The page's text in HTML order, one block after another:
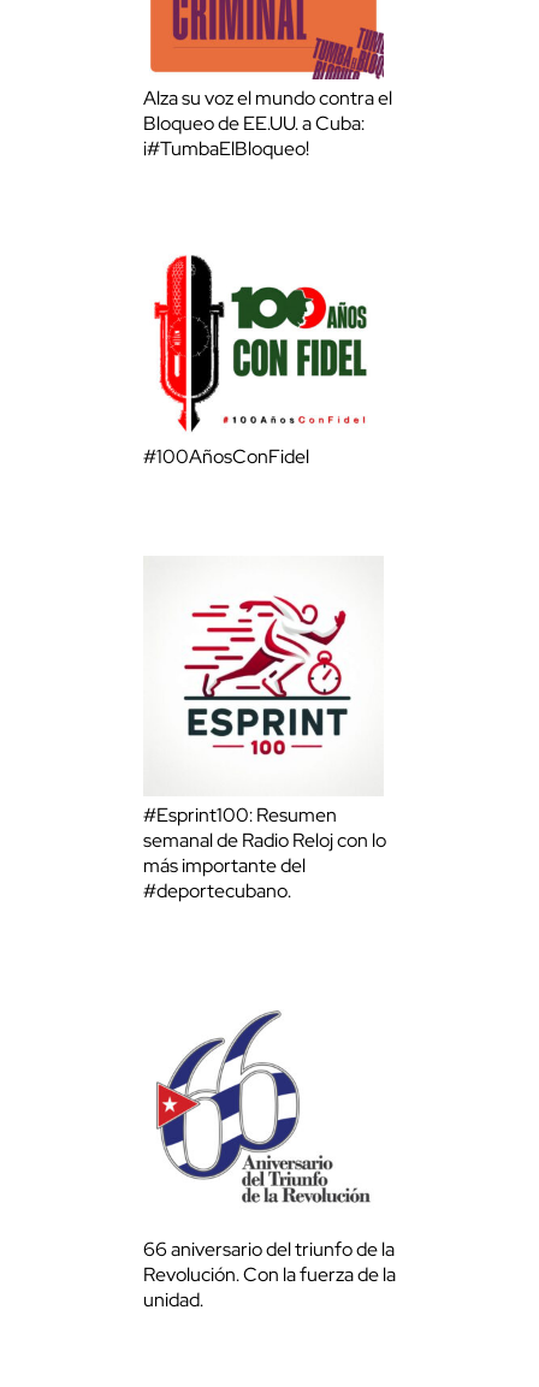
Alza su voz el mundo contra el
Bloqueo de EE.UU. a Cuba:
¡#TumbaElBloqueo!
#100AñosConFidel
#Esprint100: Resumen
semanal de Radio Reloj con lo
más importante del
#deportecubano.
66 aniversario del triunfo de la
Revolución. Con la fuerza de la
unidad.